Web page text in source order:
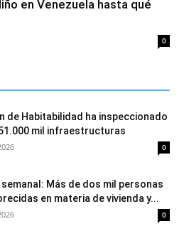
en Venezuela hasta qué
0
de Habitabilidad ha inspeccionado
mil infraestructuras
0
semanal: Más de dos mil personas
en materia de vivienda y...
0